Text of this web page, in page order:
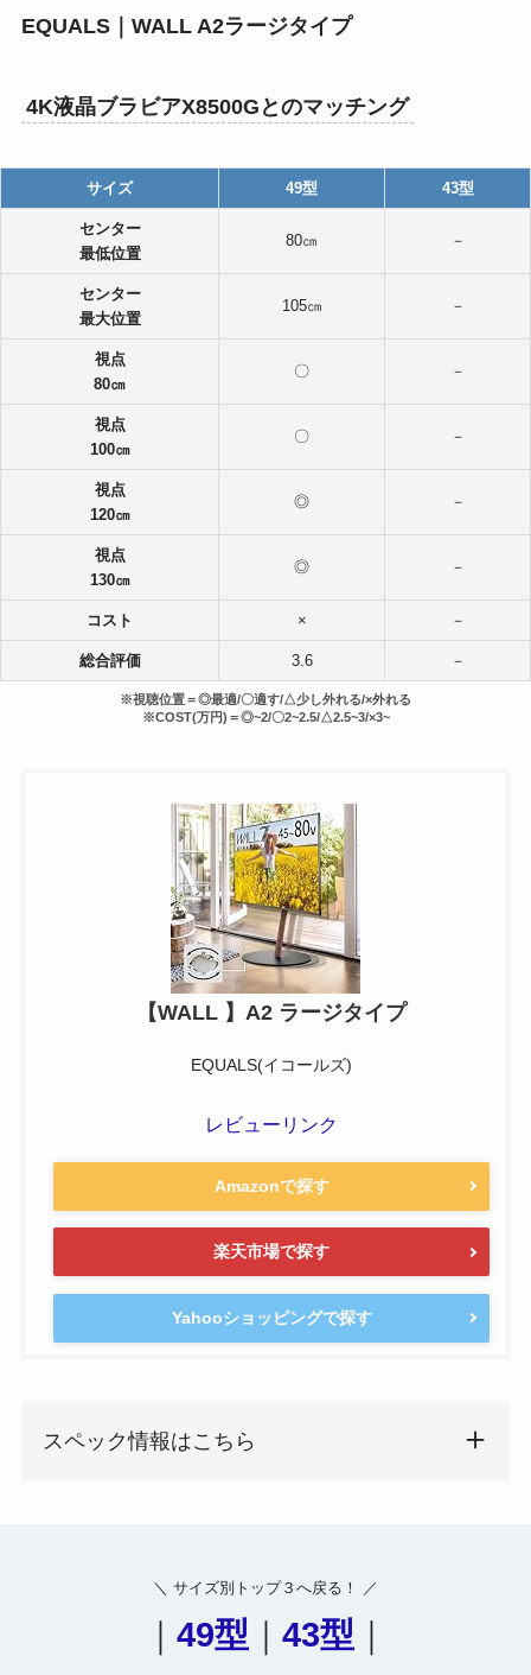
EQUALS｜WALL A2ラージタイプ
4K液晶ブラビアX8500Gとのマッチング
サイズ 49型 43型
センター
最低位置
80㎝ －
センター
最大位置
105㎝ －
視点
80㎝
〇 －
視点
100㎝
〇 －
視点
120㎝
◎ －
視点
130㎝
◎ －
コスト × －
総合評価 3.6 －
※視聴位置＝◎最適/〇適す/△少し外れる/×外れる
※COST(万円)＝◎~2/〇2~2.5/△2.5~3/×3~
【WALL 】A2 ラージタイプ
EQUALS(イコールズ)
レビューリンク
Amazonで探す
楽天市場で探す
Yahooショッピングで探す
スペック情報はこちら
＼ サイズ別トップ３へ戻る！ ／
｜ 49型 ｜ 43型 ｜